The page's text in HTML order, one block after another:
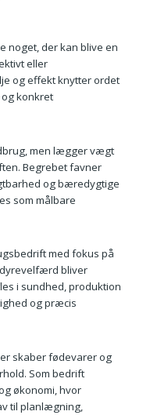
noget, der kan blive en
eller
og effekt knytter ordet
konkret
men lægger vægt
Begrebet favner
og bæredygtige
som målbare
med fokus på
bliver
i sundhed, produktion
og præcis
skaber fødevarer og
Som bedrift
økonomi, hvor
til planlægning,